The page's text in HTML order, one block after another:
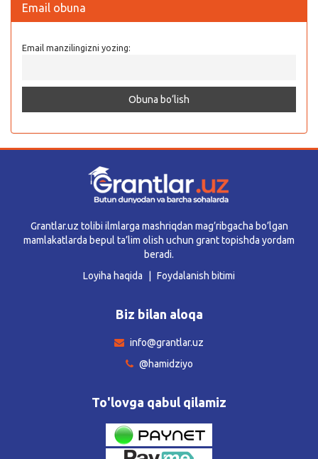
Email obuna
Email manzilingizni yozing:
Grantlar.uz tolibi ilmlarga mashriqdan mag’ribgacha bo’lgan
mamlakatlarda bepul ta’lim olish uchun grant topishda yordam
beradi.
Loyiha haqida
Foydalanish bitimi
Biz bilan aloqa
info@grantlar.uz
@hamidziyo
To'lovga qabul qilamiz